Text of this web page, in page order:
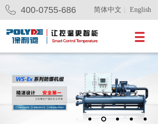
400-0755-686 简体中文 English